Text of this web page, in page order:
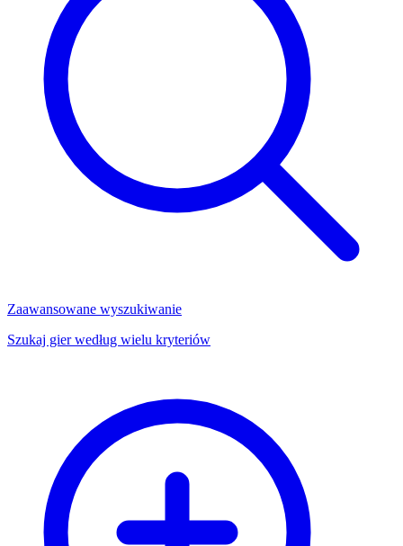
Zaawansowane wyszukiwanie
Szukaj gier według wielu kryteriów